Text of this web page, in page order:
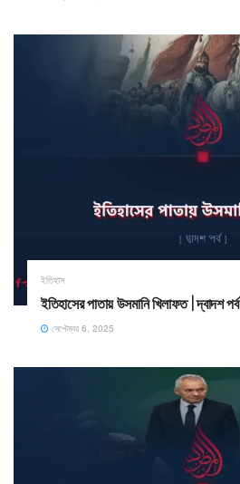
ইতিহাস
ইতিহাসের পাতায় উসমানি খিলাফত | দ্বাদশ পর্ব
সেপ্টেম্বর 6, 2025